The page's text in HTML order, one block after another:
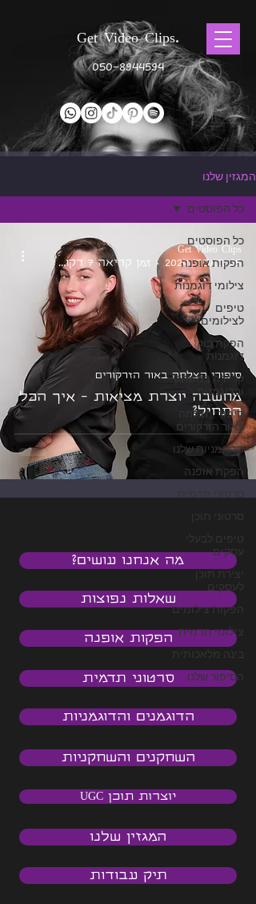
Get Video Clips.
050-8944594
המגזין שלנו
כל הפוסטים
הפקות אופנה
צילומי דוגמנות
טיפים
לצילומים
הפקת בוק
דוגמנות
קריירה במשחק
ובדוגמנות
סיפורי הצלחה
באור הזרקורים
הדוגמניות שלנו
הפקת אופנה
עסקים
הפקות צילומים
צילומי תדמית
הסיפור שלנו
כל הפוסטים
מחשבה יוצרת מציאות - איך הכל
התחיל?
סיפורי הצלחה באור הזרקורים
Get Video Clips
25 באפר׳ 2024
זמן קריאה 7 דקות
מה אנחנו עושים?
שאלות נפוצות
הפקות אופנה
סרטוני תדמית
הדוגמנים והדוגמניות
השחקנים והשחקניות
יוצרות תוכן UGC
המגזין שלנו
תיק עבודות